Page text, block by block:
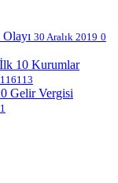
30 Aralık 2019 0
İlk 10 Kurumlar
116113
Gelir Vergisi